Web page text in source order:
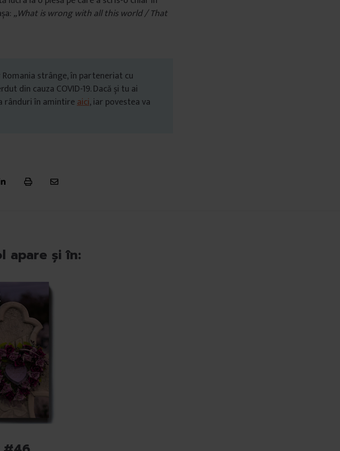
„What is wrong with all this world / That
strânge, în parteneriat cu
din cauza COVID-19. Dacă și tu ai
rânduri în amintireaici, iar povestea va
apare și în: